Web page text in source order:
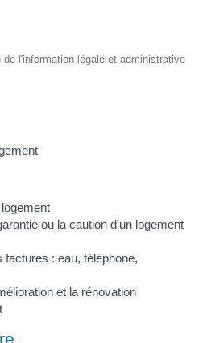
l'information légale et administrative
ou la caution d'un logement
: eau, téléphone,
et la rénovation